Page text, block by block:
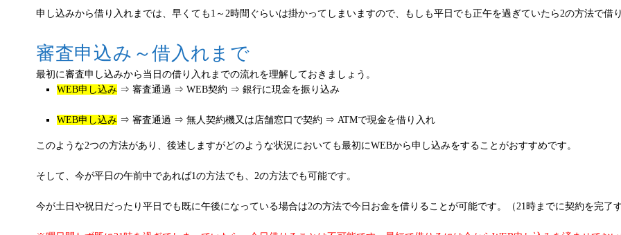
申し込みから借り入れまでは、早くても1～2時間ぐらいは掛かってしまいますので、もしも平日でも正午を過ぎていたら2の方法で借
審査申込み～借入れまで
最初に審査申し込みから当日の借り入れまでの流れを理解しておきましょう。
WEB申し込み ⇒ 審査通過 ⇒ WEB契約 ⇒ 銀行に現金を振り込み
WEB申し込み ⇒ 審査通過 ⇒ 無人契約機又は店舗窓口で契約 ⇒ ATMで現金を借り入れ
このような2つの方法があり、後述しますがどのような状況においても最初にWEBから申し込みをすることがおすすめです。
そして、今が平日の午前中であれば1の方法でも、2の方法でも可能です。
今が土日や祝日だったり平日でも既に午後になっている場合は2の方法で今日お金を借りることが可能です。（21時までに契約を完了